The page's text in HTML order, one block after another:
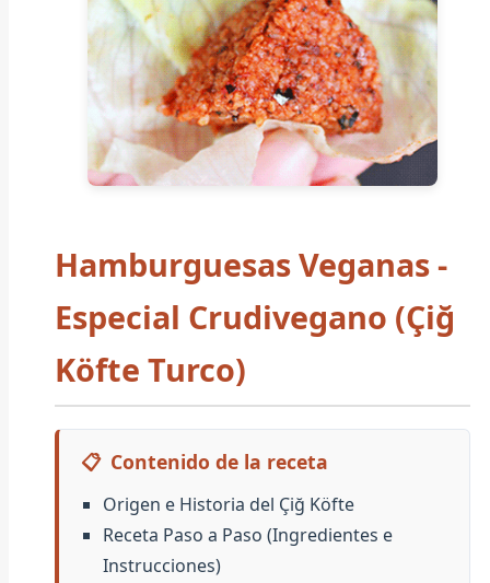
Hamburguesas Veganas -
Especial Crudivegano (Çiğ
Köfte Turco)
📋 Contenido de la receta
Origen e Historia del Çiğ Köfte
Receta Paso a Paso (Ingredientes e
Instrucciones)